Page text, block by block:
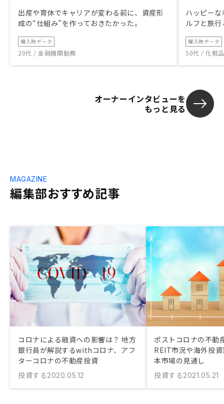
出産や育休でキャリアが変わる前に、資産形
成の“仕組み”を作っておきたかった。
購入時データ
20代 / 金融機関勤務
ハッピー
ルフと旅
購入時データ
50代 / 化粧
オーナーインタビューを
もっと見る
編集部おすすめ記事
MAGAZINE
コロナによる融資への影響は？ 地方
銀行員が解説するwithコロナ、アフ
ターコロナの不動産投資
投資する2020.05.12
ポストコロナの不動
REIT市況や海外投
本市場の見通し
投資する2021.05.21